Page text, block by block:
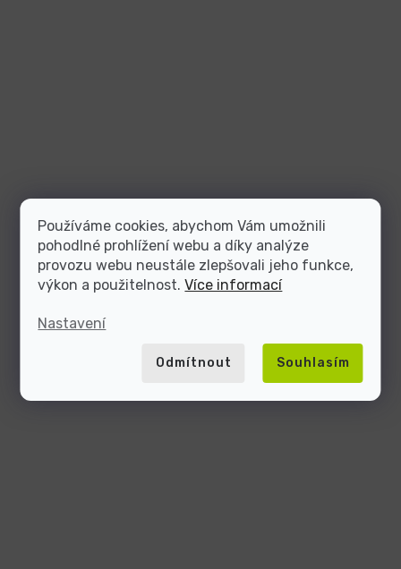
Používáme cookies, abychom Vám umožnili
pohodlné prohlížení webu a díky analýze
provozu webu neustále zlepšovali jeho funkce,
výkon a použitelnost.Více informací
Nastavení
Odmítnout Souhlasím